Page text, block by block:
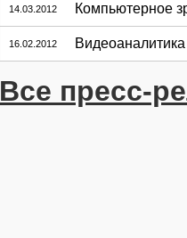
14.03.2012 Компьютерное
16.02.2012
Все пресс-